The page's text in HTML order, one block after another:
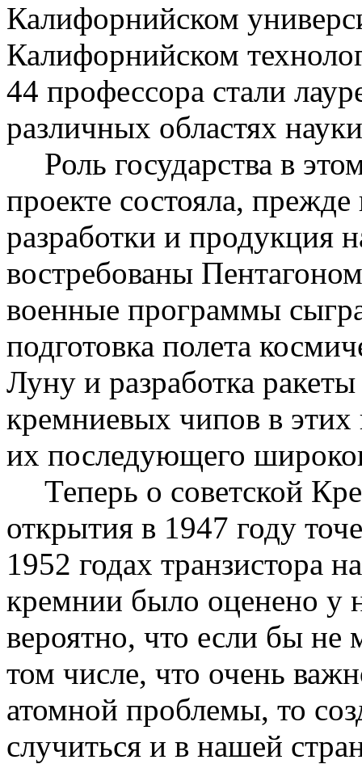
Калифорнийском
Калифорнийском
44 профессора стали
различных областях
Роль государства в
проекте состояла,
разработки и продукция
востребованы
военные программы
подготовка полета
Луну и разработка
кремниевых чипов в этих
их последующего
Теперь о советской
открытия в 1947 году
1952 годах транзистора
кремнии было оценено у
вероятно, что если бы не
том числе, что очень
атомной проблемы, то
случиться и в нашей